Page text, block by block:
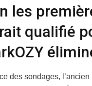
les
qualifié
des sondages,